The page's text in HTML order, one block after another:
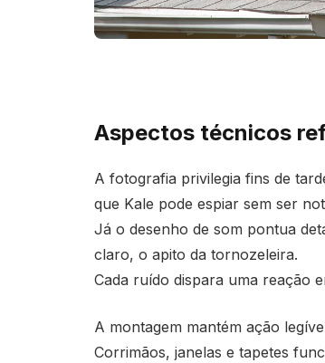
Aspectos técnicos
A fotografia privilegia fins de
que Kale pode espiar sem ser
Já o desenho de som pontua
claro, o apito da tornozeleira.
Cada ruído dispara uma reação
A montagem mantém ação
Corrimãos, janelas e tapetes